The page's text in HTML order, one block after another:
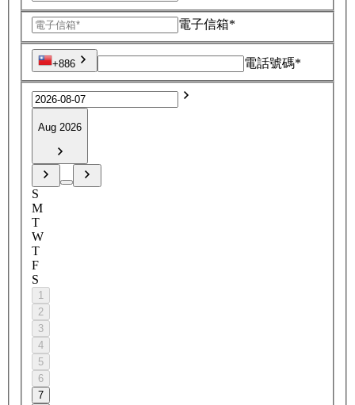
電子信箱*
+886 電話號碼*
Aug 2026
S
M
T
W
T
F
S
1
2
3
4
5
6
7